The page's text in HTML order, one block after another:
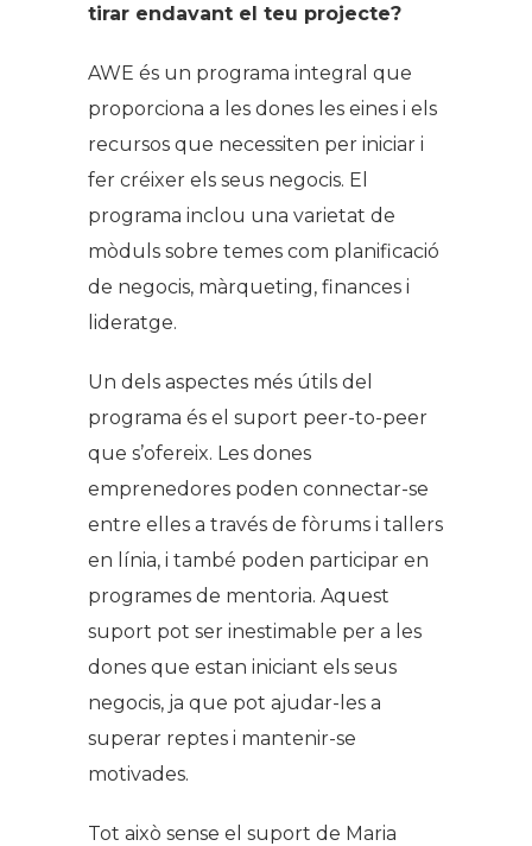
tirar endavant el teu projecte?
AWE és un programa integral que
proporciona a les dones les eines i els
recursos que necessiten per iniciar i
fer créixer els seus negocis. El
programa inclou una varietat de
mòduls sobre temes com planificació
de negocis, màrqueting, finances i
lideratge.
Un dels aspectes més útils del
programa és el suport peer-to-peer
que s’ofereix. Les dones
emprenedores poden connectar-se
entre elles a través de fòrums i tallers
en línia, i també poden participar en
programes de mentoria. Aquest
suport pot ser inestimable per a les
dones que estan iniciant els seus
negocis, ja que pot ajudar-les a
superar reptes i mantenir-se
motivades.
Tot això sense el suport de Maria